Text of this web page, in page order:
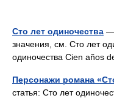
Сто лет одиночества —
значения, см. Сто лет
одиночества Cien años
Персонажи романа
статья: Сто лет